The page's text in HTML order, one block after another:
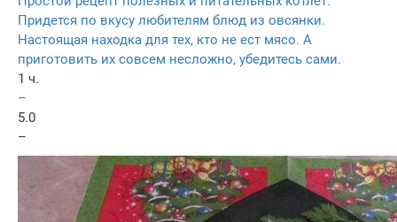
Придется по вкусу любителям блюд из овсянки.
Настоящая находка для тех, кто не ест мясо. А
приготовить их совсем несложно, убедитесь сами.
1 ч.
–
5.0
–